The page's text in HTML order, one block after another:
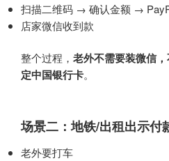
扫描二维码 → 确认金额 →
店家微信收到款
整个过程， 老外不需要装微信
定中国银行卡。
场景二：地铁/出租出示付
老外要打车